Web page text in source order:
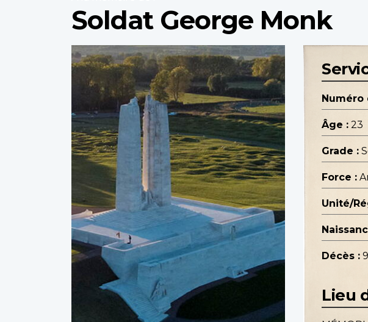
Soldat George Monk
Profile
image
Numéro
Âge : 23
Grade :
Force :
Unité/
Décès :
Lieu